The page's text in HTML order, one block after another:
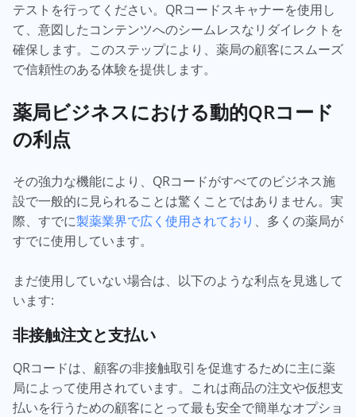
テストを行ってください。QRコードスキャナーを使用し
て、意図したコンテンツへのシームレスなリダイレクトを
確保します。このステップにより、薬局の顧客にスムーズ
で信頼性のある体験を提供します。
薬局ビジネスにおける動的QRコード
の利点
その強力な機能により、QRコードがすべてのビジネス施
設で一般的に見られることは驚くことではありません。実
際、すでに製薬業界で広く使用されており 、多くの薬局が
すでに使用しています。
まだ使用していない場合は、以下のような利点を見逃して
います:
非接触注文と支払い
QRコードは、顧客の非接触取引を促進するために主に薬
局によって使用されています。これは商品の注文や仮想支
払いを行うための顧客にとって最も安全で簡単なオプショ